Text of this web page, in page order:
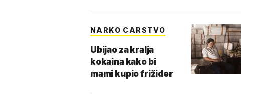
NARKO CARSTVO
Ubijao za kralja
kokaina kako bi
mami kupio frižider